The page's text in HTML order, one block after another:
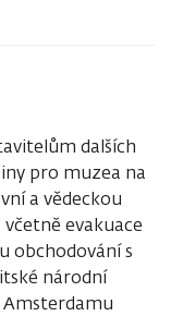
dalších
pro muzea na
a vědeckou
evakuace
obchodování s
národní